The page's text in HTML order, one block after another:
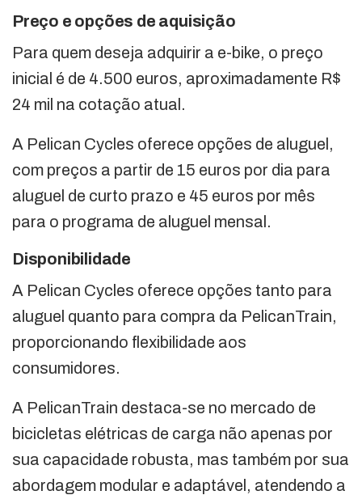
Preço e opções de aquisição
Para quem deseja adquirir a e-bike, o preço
inicial é de 4.500 euros, aproximadamente R$
24 mil na cotação atual.
A Pelican Cycles oferece opções de aluguel,
com preços a partir de 15 euros por dia para
aluguel de curto prazo e 45 euros por mês
para o programa de aluguel mensal.
Disponibilidade
A Pelican Cycles oferece opções tanto para
aluguel quanto para compra da PelicanTrain,
proporcionando flexibilidade aos
consumidores.
A PelicanTrain destaca-se no mercado de
bicicletas elétricas de carga não apenas por
sua capacidade robusta, mas também por sua
abordagem modular e adaptável, atendendo a